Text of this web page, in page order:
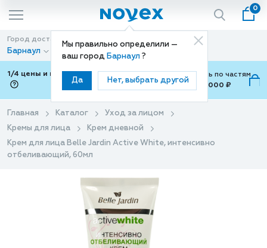
Мы правильно определили —
ваш город Барнаул ?
Да Нет, выбрать другой
0
Город доставки
Барнаул
Способ доставки
Доставка
1/4 цены и покупки ваши с Подели
Можно оплатить по частям
от 700 ₽ до 15,000 ₽
Главная Каталог
Уход за лицом
Кремы для лица
Крем дневной
Крем для лица Belle Jardin Active White, интенсивно
отбеливающий, 60мл